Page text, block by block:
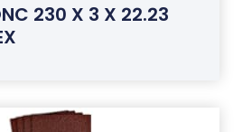
230 X 3 X 22.23